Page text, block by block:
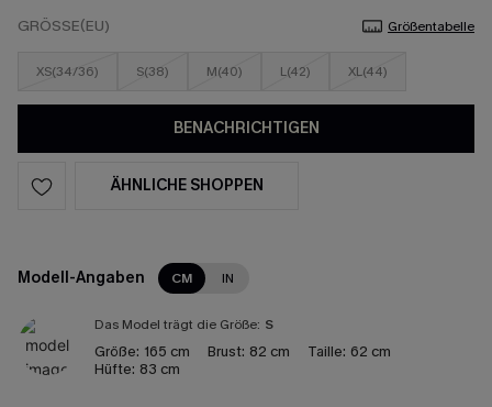
GRÖSSE(EU) Größentabelle
XS(34/36) S(38) M(40) L(42) XL(44)
BENACHRICHTIGEN
ÄHNLICHE SHOPPEN
Modell-Angaben CM IN
Das Model trägt die Größe: S
Größe: 165 cm Brust: 82 cm Taille: 62 cm
Hüfte: 83 cm